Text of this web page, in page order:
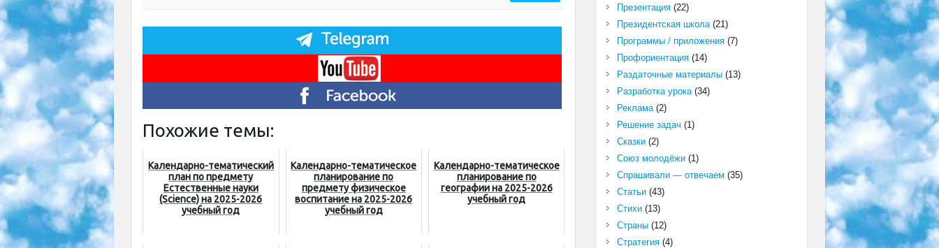
Похожие темы:
Календарнo-тематический
план по предмету
Естественные науки
(Sciеnсe) на 2025-2026
учебный год
Календарно-тематическое
планирование по
предмету физическое
воспитание на 2025-2026
учебный год
Календарно-тематическое
планирование по
географии на 2025-2026
учебный год
Презентация(22)
Президентская школа(21)
Программы / приложения(7)
Профориентация(14)
Раздаточные материалы(13)
Разработка урока(34)
Реклама(2)
Решение задач (1)
Сказки(2)
Союз молодёжи(1)
Спрашивали — отвечаем (35)
Статьи(43)
Стихи(13)
Страны(12)
Стратегия(4)